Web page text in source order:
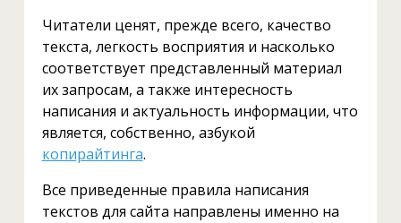
Читатели ценят, прежде всего, качество
текста, легкость восприятия и насколько
соответствует представленный материал
их запросам, а также интересность
написания и актуальность информации, что
является, собственно, азбукой
копирайтинга.
Все приведенные правила написания
текстов для сайта направлены именно на